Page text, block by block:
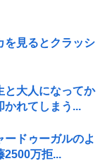
を見るとクラッシ
と大人になってか
かれてしまう...
ードゥーガルのよ
2500万拒...